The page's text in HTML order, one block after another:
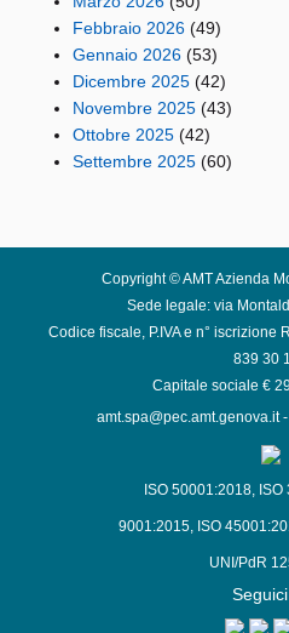
Febbraio 2026 (49)
Gennaio 2026 (53)
Dicembre 2025 (42)
Novembre 2025 (43)
Ottobre 2025 (42)
Settembre 2025 (60)
Copyright © AMT Azienda
Sede legale: via
Codice fiscale, P.IVA e n° iscrizione
839 30
Capitale sociale €
amt.spa@pec.amt.genova.it-
ISO 50001:2018,
9001:2015, ISO
UNI/PdR